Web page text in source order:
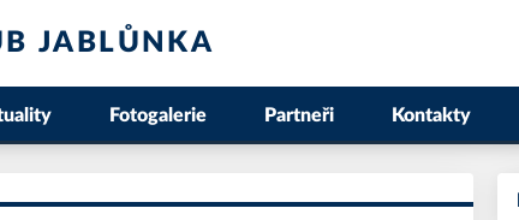
JABLŮNKA
Fotogalerie Partneři Kontakty